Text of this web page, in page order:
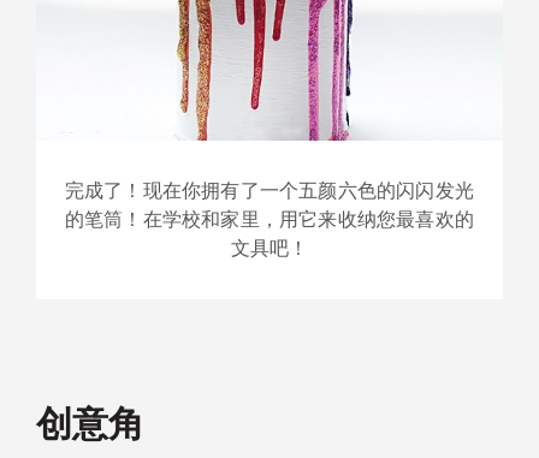
完成了！现在你拥有了一个五颜六色的闪闪发光
的笔筒！在学校和家里，用它来收纳您最喜欢的
文具吧！
创意⻆